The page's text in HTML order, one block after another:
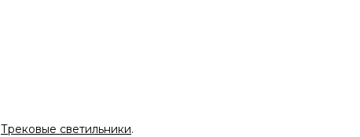
Трековые светильники.